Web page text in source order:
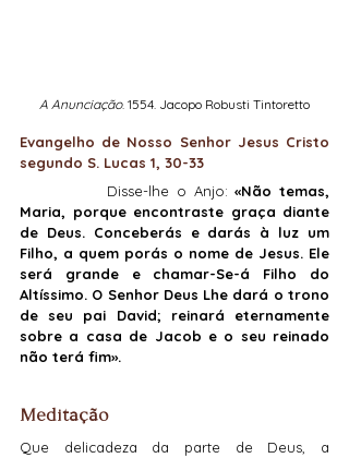
A Anunciação. 1554. Jacopo Robusti Tintoretto
Evangelho de Nosso Senhor Jesus Cristo
segundo S. Lucas 1, 30-33
Disse-lhe o Anjo: «Não temas,
Maria, porque encontraste graça diante
de Deus. Conceberás e darás à luz um
Filho, a quem porás o nome de Jesus. Ele
será grande e chamar-Se-á Filho do
Altíssimo. O Senhor Deus Lhe dará o trono
de seu pai David; reinará eternamente
sobre a casa de Jacob e o seu reinado
não terá fim».
Meditação
Que delicadeza da parte de Deus, a